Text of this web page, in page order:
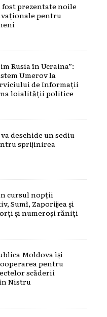
fost prezentate noile
pentru
Rusia în Ucraina”:
Umerov la
de Informații
loialității politice
deschide un sediu
sprijinirea
cursul nopții
Sumî, Zaporijjea și
și numeroși răniți
Moldova își
pentru
scăderii
Nistru